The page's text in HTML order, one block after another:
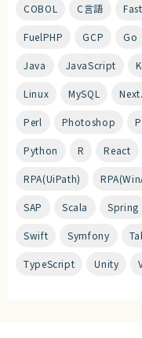
COBOL C言語
FuelPHP GCP Go
Java JavaScript
Linux MySQL
Perl Photoshop
Python R React
RPA(UiPath)
SAP Scala Spring
Swift Symfony
TypeScript Unity